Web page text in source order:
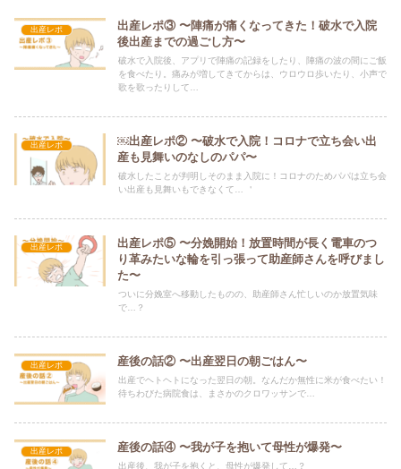
出産レポ
出産レポ③ 〜陣痛が痛くなってきた！破水で入院
後出産までの過ごし方〜
破水で入院後、アプリで陣痛の記録をしたり、陣痛の波の間にご飯
を食べたり。痛みが増してきてからは、ウロウロ歩いたり、小声で
歌を歌ったりして…
出産レポ
￼出産レポ② 〜破水で入院！コロナで立ち会い出
産も見舞いのなしのパパ〜
破水したことが判明しそのまま入院に！コロナのためパパは立ち会
い出産も見舞いもできなくて… ＇
出産レポ
出産レポ⑤ 〜分娩開始！放置時間が長く電車のつ
り革みたいな輪を引っ張って助産師さんを呼びまし
た〜
ついに分娩室へ移動したものの、助産師さん忙しいのか放置気味
で…？
出産レポ 産後の話② 〜出産翌日の朝ごはん〜
出産でヘトヘトになった翌日の朝。なんだか無性に米が食べたい！
待ちわびた病院食は、まさかのクロワッサンで…
出産レポ 産後の話④ 〜我が子を抱いて母性が爆発〜
出産後、我が子を抱くと、母性が爆発して…？